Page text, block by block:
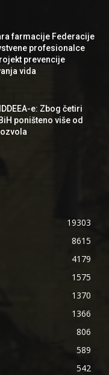
farmacije Federacije
profesionalce
prevencije
vida
e: Zbog četiri
poništeno više od
19303
8615
4179
1575
1370
1366
806
589
542